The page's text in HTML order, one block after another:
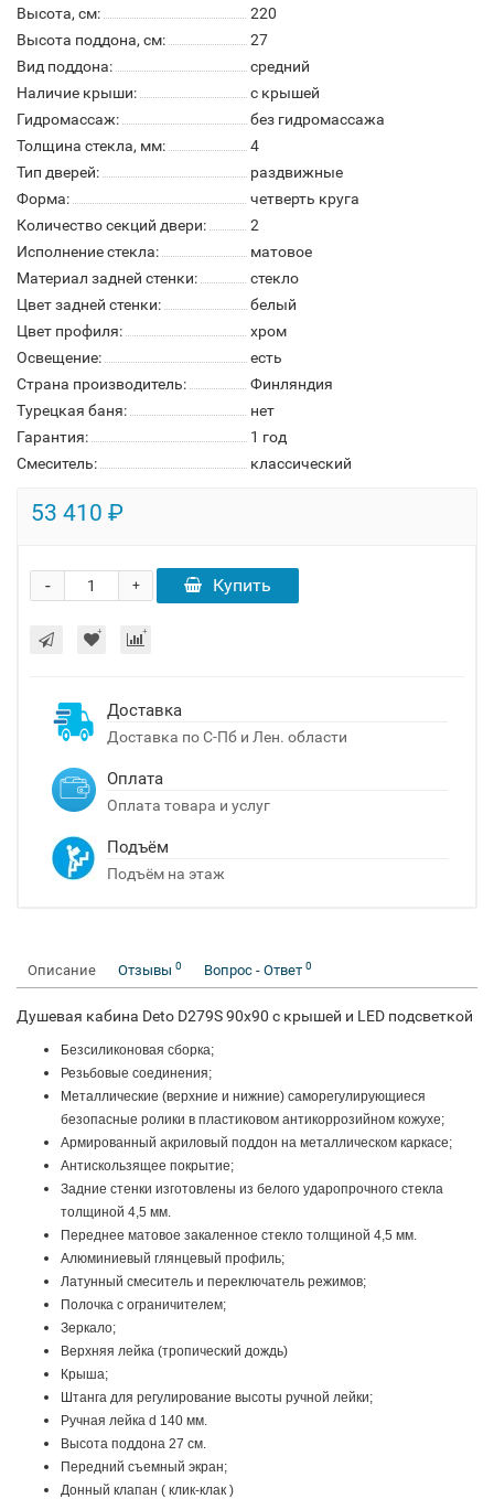
Высота, см:
220
Высота поддона, см:
27
Вид поддона:
средний
Наличие крыши:
с крышей
Гидромассаж:
без гидромассажа
Толщина стекла, мм:
4
Тип дверей:
раздвижные
Форма:
четверть круга
Количество секций двери:
2
Исполнение стекла:
матовое
Материал задней стенки:
стекло
Цвет задней стенки:
белый
Цвет профиля:
хром
Освещение:
есть
Страна производитель:
Финляндия
Турецкая баня:
нет
Гарантия:
1 год
Смеситель:
классический
53 410 ₽
+
- Купить
Доставка
Доставка по С-Пб и Лен. области
Оплата
Оплата товара и услуг
Подъём
Подъём на этаж
Описание Отзывы 0 Вопрос - Ответ 0
Душевая кабина Deto D279S 90x90 с крышей и LED подсветкой
Безсиликоновая сборка;
Резьбовые соединения;
Металлические (верхние и нижние) саморегулирующиеся
безопасные ролики в пластиковом антикоррозийном кожухе;
Армированный акриловый поддон на металлическом каркасе;
Антискользящее покрытие;
Задние стенки изготовлены из белого ударопрочного стекла
толщиной 4,5 мм.
Переднее матовое закаленное стекло толщиной 4,5 мм.
Алюминиевый глянцевый профиль;
Латунный смеситель и переключатель режимов;
Полочка с ограничителем;
Зеркало;
Верхняя лейка (тропический дождь)
Крыша;
Штанга для регулирование высоты ручной лейки;
Ручная лейка d 140 мм.
Высота поддона 27 см.
Передний съемный экран;
Донный клапан ( клик-клак )